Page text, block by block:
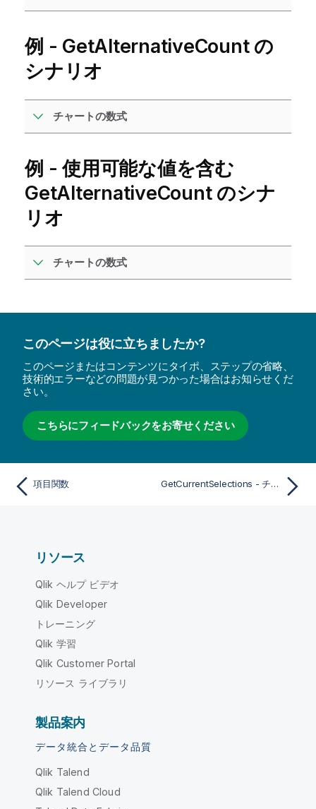
例 - GetAlternativeCount の
シナリオ
チャートの数式
例 - 使用可能な値を含む
GetAlternativeCount のシナ
リオ
チャートの数式
このページは役に立ちましたか?
このページまたはコンテンツにタイポ、ステップの省略、
技術的エラーなどの問題が見つかった場合はお知らせくだ
さい。
こちらにフィードバックをお寄せください
項目関数 GetCurrentSelections - チャート関数
リソース
Qlik ヘルプ ビデオ
Qlik Developer
トレーニング
Qlik 学習
Qlik Customer Portal
リソース ライブラリ
製品案内
データ統合とデータ品質
Qlik Talend
Qlik Talend Cloud